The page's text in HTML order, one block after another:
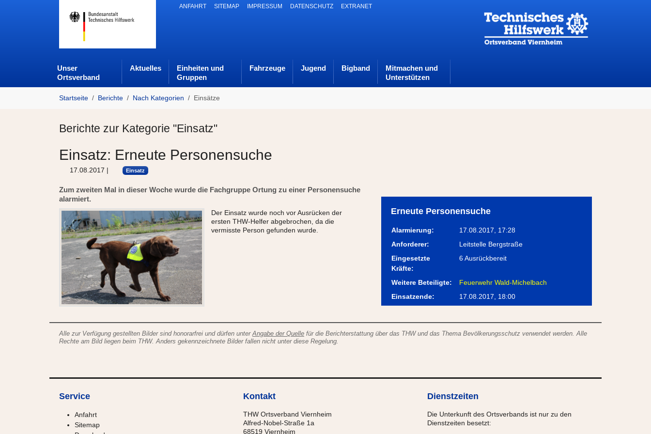
ANFAHRT SITEMAP IMPRESSUM DATENSCHUTZ EXTRANET
Unser
Ortsverband
Aktuelles
Einheiten und
Gruppen
Fahrzeuge Jugend Bigband
Mitmachen und
Unterstützen
Startseite
Berichte Nach Kategorien Einsätze
Berichte zur Kategorie "Einsatz"
Einsatz: Erneute Personensuche
17.08.2017 | Einsatz
Zum zweiten Mal in dieser Woche wurde die Fachgruppe Ortung zu einer Personensuche
alarmiert.
Der Einsatz wurde noch vor Ausrücken der
ersten THW-Helfer abgebrochen, da die
vermisste Person gefunden wurde.
Erneute Personensuche
Alarmierung:
17.08.2017, 17:28
Anforderer:
Leitstelle Bergstraße
Eingesetzte
Kräfte:
6 Ausrückbereit
Weitere Beteiligte:
Feuerwehr Wald-Michelbach
Einsatzende:
17.08.2017, 18:00
Alle zur Verfügung gestellten Bilder sind honorarfrei und dürfen unterAngabe der Quelle für die Berichterstattung über das THW und das Thema Bevölkerungsschutz verwendet werden. Alle
Rechte am Bild liegen beim THW. Anders gekennzeichnete Bilder fallen nicht unter diese Regelung.
Service
Anfahrt
Sitemap
Kontakt
THW Ortsverband Viernheim
Alfred-Nobel-Straße 1a
68519 Viernheim
Dienstzeiten
Die Unterkunft des Ortsverbands ist nur zu den
Dienstzeiten besetzt: